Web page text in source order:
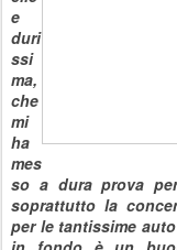
e
duri
ssi
ma,
che
mi
ha
mes
so a dura prova
soprattutto la
per le tantissime